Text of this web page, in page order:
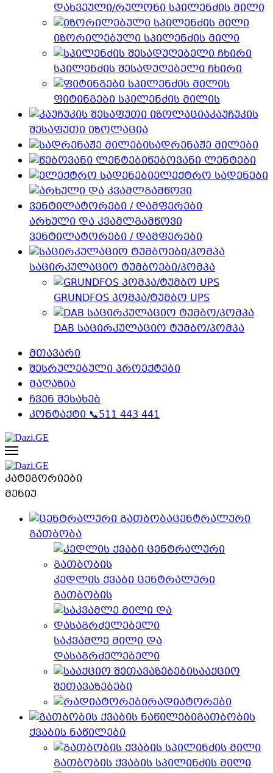
დახვეული/რულონი სპილენძის მილი
იზორილებული სპილენძის მილი
სპილენძის შესადუღებელი ჩხირი
ფიტინგები სპილენძის მილის
კაუჩუკის
შესაფუთი იზოლაცია
სადრენაჟე მილები
წებოვანი ლენტები
ელექტრო სადენები
არხული და კვამლგამწოვი
ვენტილატორები / დამფერები
საცირკულაციო ტუმბოები/პომპა
GRUNDFOS პომპა/ტუმბო UPS
DAB საცირკულაციო ტუმბო/პომპა
მთავარი
შესრულებული პროექტები
მაღაზია
ჩვენ შესახებ
კონტაქტი 📞511 443 441
კატეგორიები
მენიუ
ცენტრალური
გათბობა
კედლის ქვაბი ცენტრალური
გათბობის
საკვამლე მილი და
დასაგრძელებელი
სააქციო
შეთავაზებები
რადიატორები
გათბობის
ქვაბის ნაწილები
გათბობის ქვაბის სპილინძის მილი